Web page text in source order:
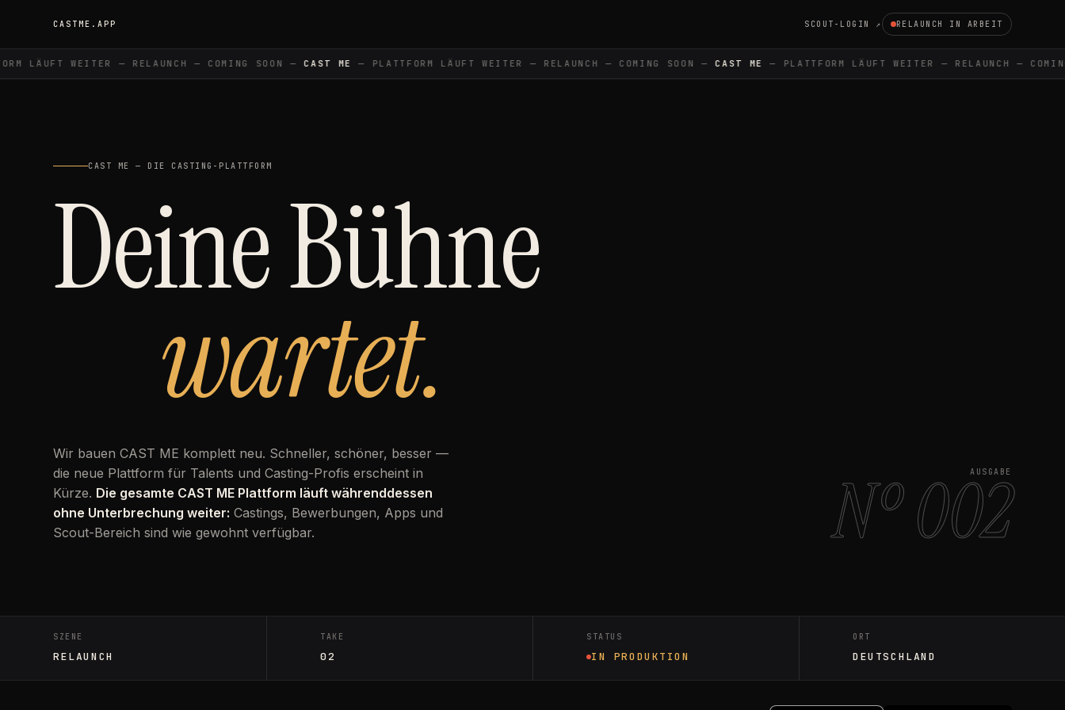
CASTME.APP SCOUT-LOGIN ↗ RELAUNCH IN ARBEIT
LÄUFT WEITER — RELAUNCH — COMING SOON —CAST ME — PLATTFORM LÄUFT WEITER — RELAUNCH — COMING SOON —CAST ME — PLATTFORM LÄUFT WEITER — RELAUNCH —
CAST ME — DIE CASTING-PLATTFORM
Deine Bühne
wartet.
Wir bauen CAST ME komplett neu. Schneller, schöner, besser —
die neue Plattform für Talents und Casting-Profis erscheint in
Kürze. Die gesamte CAST ME Plattform läuft währenddessen
ohne Unterbrechung weiter: Castings, Bewerbungen, Apps und
Scout-Bereich sind wie gewohnt verfügbar.
AUSGABE
Nº 002
SZENE
RELAUNCH
TAKE
02
STATUS
IN PRODUKTION
ORT
DEUTSCHLAND